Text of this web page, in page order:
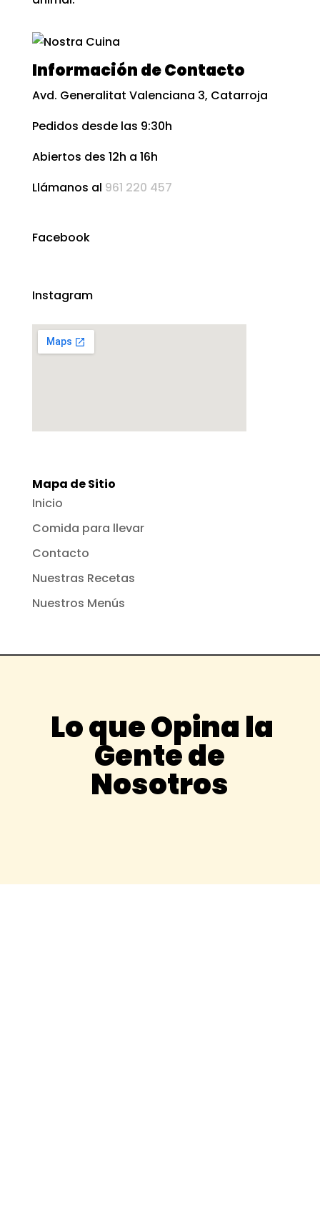
Información de Contacto
Avd. Generalitat Valenciana 3, Catarroja
Pedidos desde las 9:30h
Abiertos des 12h a 16h
Llámanos al 961 220 457
Facebook
Instagram
Mapa de Sitio
Inicio
Comida para llevar
Contacto
Nuestras Recetas
Nuestros Menús
Lo que Opina la
Gente de
Nosotros